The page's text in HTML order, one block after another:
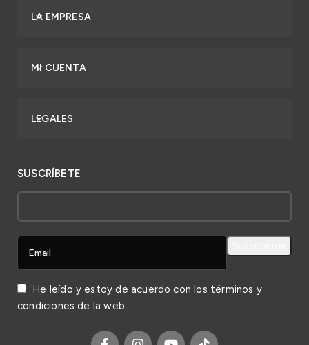
LA EMPRESA
MI CUENTA
LEGALES
SUSCRÍBETE
He leído y estoy de acuerdo con los términos y
condiciones de la web.